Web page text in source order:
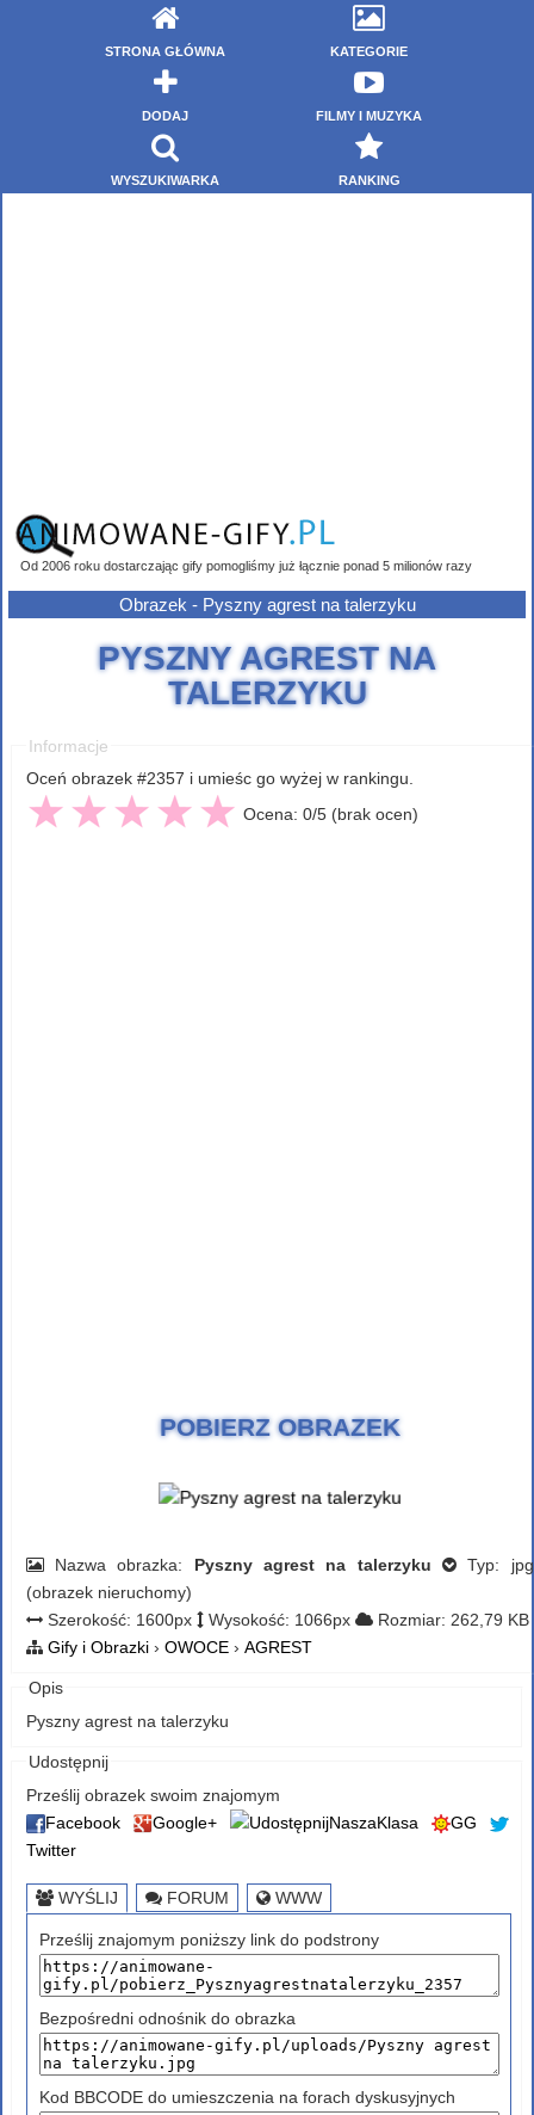
STRONA GŁÓWNA KATEGORIE
DODAJ FILMY I MUZYKA
WYSZUKIWARKA RANKING
Od 2006 roku dostarczając gify pomogliśmy już łącznie ponad 5 milionów razy
Obrazek - Pyszny agrest na talerzyku
PYSZNY AGREST NA
TALERZYKU
Informacje
Oceń obrazek #2357 i umieśc go wyżej w rankingu.
Ocena: 0/5 (brak ocen)
POBIERZ OBRAZEK
Nazwa obrazka: Pyszny agrest na talerzyku
Typ: jpg
(obrazek nieruchomy)
Szerokość: 1600px Wysokość: 1066px
Rozmiar: 262,79 KB
Gify i Obrazki› OWOCE › AGREST
Opis
Pyszny agrest na talerzyku
Udostępnij
Prześlij obrazek swoim znajomym
Facebook
Google+ NaszaKlasa
GG
Twitter
WYŚLIJ FORUM WWW
Prześlij znajomym poniższy link do podstrony
Bezpośredni odnośnik do obrazka
Kod BBCODE do umieszczenia na forach dyskusyjnych